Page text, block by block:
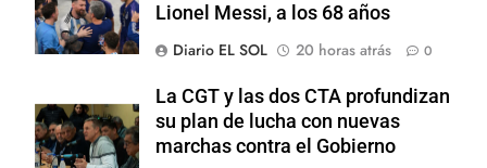
Lionel Messi, a los 68 años
Diario EL SOL
20 horas atrás 0
La CGT y las dos CTA profundizan
su plan de lucha con nuevas
marchas contra el Gobierno